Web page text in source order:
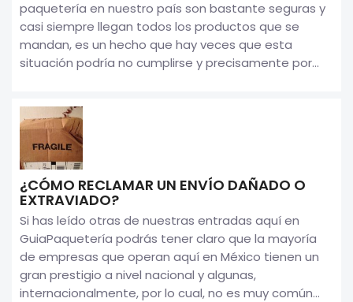
paquetería en nuestro país son bastante seguras y
casi siempre llegan todos los productos que se
mandan, es un hecho que hay veces que esta
situación podría no cumplirse y precisamente por...
¿CÓMO RECLAMAR UN ENVÍO DAÑADO O
EXTRAVIADO?
Si has leído otras de nuestras entradas aquí en
GuiaPaquetería podrás tener claro que la mayoría
de empresas que operan aquí en México tienen un
gran prestigio a nivel nacional y algunas,
internacionalmente, por lo cual, no es muy común...